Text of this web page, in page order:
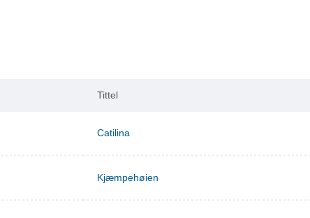
Tittel
Catilina
Kjæmpehøien